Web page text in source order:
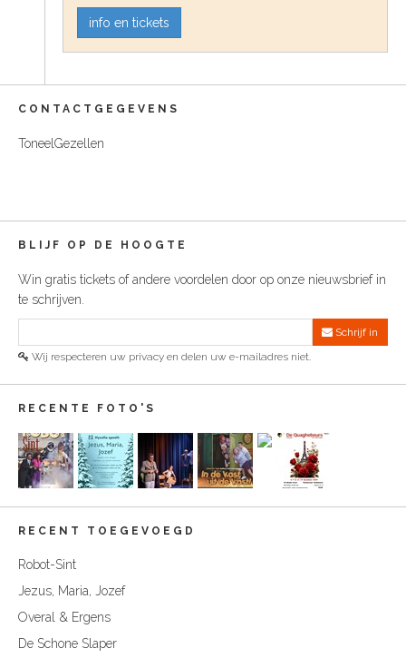
info en tickets
CONTACTGEGEVENS
ToneelGezellen
BLIJF OP DE HOOGTE
Win gratis tickets of andere voordelen door op onze nieuwsbrief in
te schrijven.
Schrijf in
Wij respecteren uw privacy en delen uw e-mailadres niet.
RECENTE FOTO'S
RECENT TOEGEVOEGD
Robot-Sint
Jezus, Maria, Jozef
Overal & Ergens
De Schone Slaper